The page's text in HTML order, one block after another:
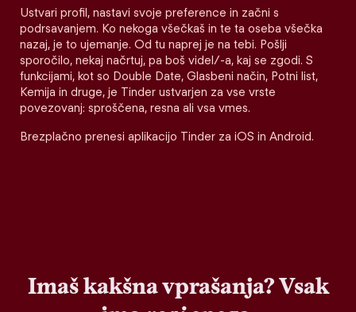
Ustvari profil, nastavi svoje preference in začni s
podrsavanjem. Ko nekoga všečkaš in te ta oseba všečka
nazaj, je to ujemanje. Od tu naprej je na tebi. Pošlji
sporočilo, nekaj načrtuj, pa boš videl/-a, kaj se zgodi. S
funkcijami, kot so Double Date, Glasbeni način, Potni list,
Kemija in druge, je Tinder ustvarjen za vse vrste
povezovanj: sproščena, resna ali vsa vmes.
Brezplačno prenesi aplikacijo Tinder za iOS in Android.
Imaš kakšna vprašanja? Vsak